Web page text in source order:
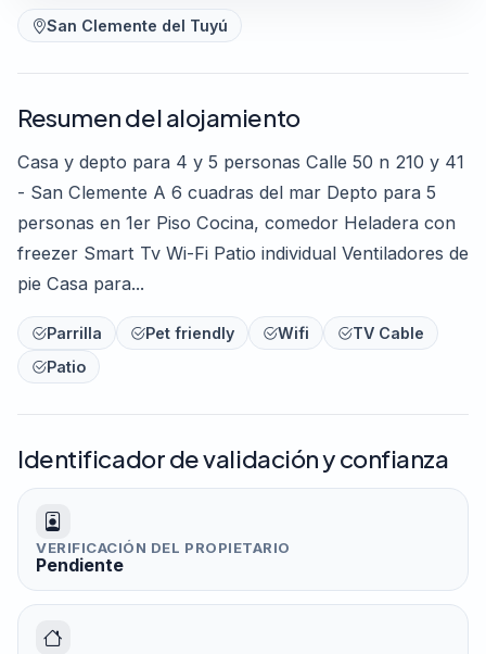
San Clemente del Tuyú
Resumen del alojamiento
Casa y depto para 4 y 5 personas Calle 50 n 210 y 41
- San Clemente A 6 cuadras del mar Depto para 5
personas en 1er Piso Cocina, comedor Heladera con
freezer Smart Tv Wi-Fi Patio individual Ventiladores de
pie Casa para...
Parrilla Pet friendly Wifi
TV Cable
Patio
Identificador de validación y confianza
VERIFICACIÓN DEL PROPIETARIO
Pendiente